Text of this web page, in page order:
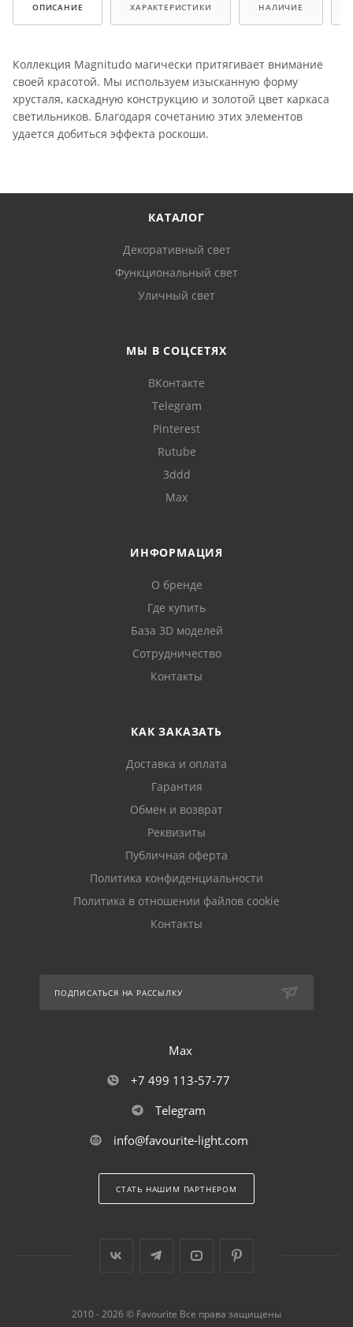
ОПИСАНИЕ ХАРАКТЕРИСТИКИ НАЛИЧИЕ
Коллекция Magnitudo магически притягивает внимание
своей красотой. Мы используем изысканную форму
хрусталя, каскадную конструкцию и золотой цвет каркаса
светильников. Благодаря сочетанию этих элементов
удается добиться эффекта роскоши.
КАТАЛОГ
Декоративный свет
Функциональный свет
Уличный свет
МЫ В СОЦСЕТЯХ
ВКонтакте
Telegram
Pinterest
Rutube
3ddd
Max
ИНФОРМАЦИЯ
О бренде
Где купить
База 3D моделей
Сотрудничество
Контакты
КАК ЗАКАЗАТЬ
Доставка и оплата
Гарантия
Обмен и возврат
Реквизиты
Публичная оферта
Политика конфиденциальности
Политика в отношении файлов cookie
Контакты
ПОДПИСАТЬСЯ НА РАССЫЛКУ
Max
+7 499 113-57-77
Telegram
info@favourite-light.com
СТАТЬ НАШИМ ПАРТНЕРОМ
2010 - 2026 © Favourite Все права защищены